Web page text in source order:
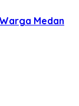
Medan